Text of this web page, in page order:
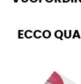
ECCO